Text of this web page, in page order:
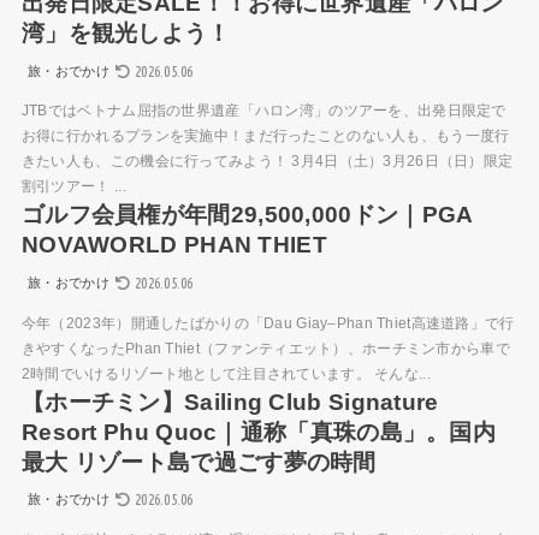
湾」を観光しよう！
旅・おでかけ 2026.05.06
JTBではベトナム屈指の世界遺産「ハロン湾」のツアーを、出発日限定で
お得に行かれるプランを実施中！まだ行ったことのない人も、もう一度行
きたい人も、この機会に行ってみよう！ 3月4日（土）3月26日（日）限定
割引ツアー！ ...
ゴルフ会員権が年間29,500,000ドン｜PGA
NOVAWORLD PHAN THIET
旅・おでかけ 2026.05.06
今年（2023年）開通したばかりの「Dau Giay–Phan Thiet高速道路」で行
きやすくなったPhan Thiet（ファンティエット）、ホーチミン市から車で
2時間でいけるリゾート地として注目されています。 そんな...
【ホーチミン】Sailing Club Signature
Resort Phu Quoc｜通称「真珠の島」。国内
最大 リゾート島で過ごす夢の時間
旅・おでかけ 2026.05.06